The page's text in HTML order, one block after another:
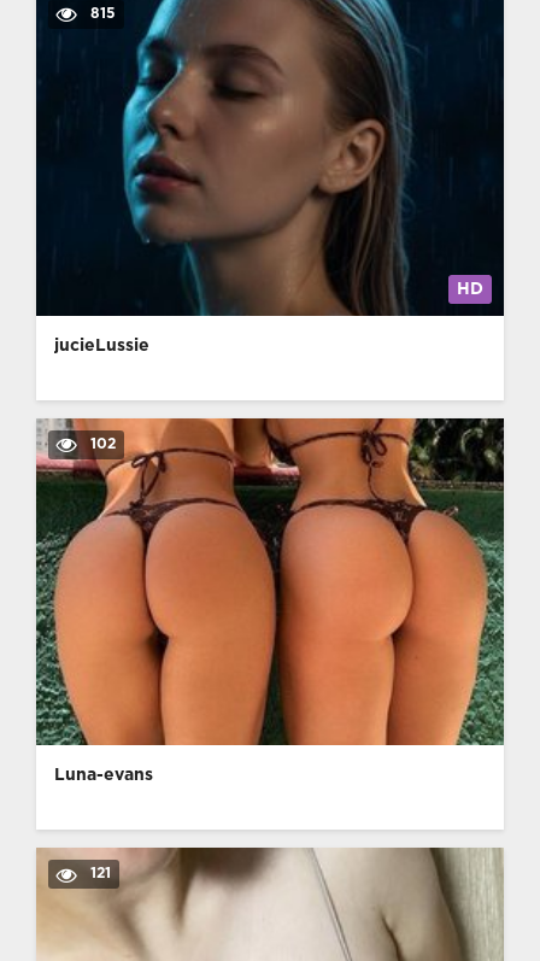
815
HD
jucieLussie
102
Luna-evans
121